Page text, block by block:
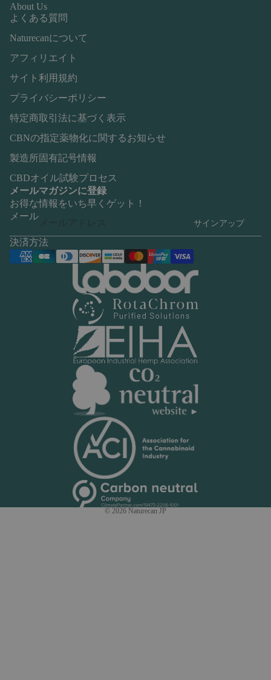
About Us
よくある質問
Naturecanについて
アフィリエイト
サイト利用規約
プライバシーポリシー
特定商取引法に基づく表示
CBNの指定薬物化に関するお知らせ
製造所固有記号情報
CBDオイル試験プロセス
メールマガジンに登録
お得な情報をいち早くゲット！
メール
サインアップ
決済方法
© 2026 Naturecan JP